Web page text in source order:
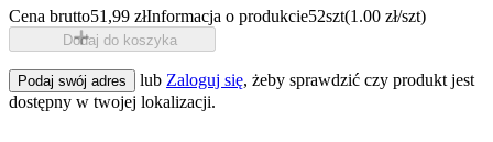
Cena brutto51,99 złInformacja o produkcie52szt(1.00 zł/szt)
Dodaj do koszyka
Podaj swój adres lub Zaloguj się, żeby sprawdzić czy produkt jest
dostępny w twojej lokalizacji.